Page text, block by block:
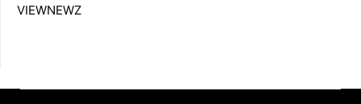
VIEWNEWZ